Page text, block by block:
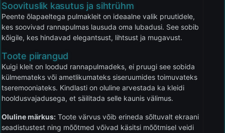
Soovituslik kasutus ja sihtrühm
Peente õlapaeltega pulmakleit on ideaalne valik pruutidele,
kes soovivad rannapulmas lausuda oma lubadusi. See sobib
kõigile, kes hindavad elegantsust, lihtsust ja mugavust.
Toote piirangud
Kuigi kleit on loodud rannapulmadeks, ei pruugi see sobida
külmemateks või ametlikumateks siseruumides toimuvateks
tseremooniateks. Kindlasti on oluline arvestada ka kleidi
hooldusvajadusega, et säilitada selle kaunis välimus.
Oluline märkus: Toote värvus võib erineda sõltuvalt ekraani
seadistustest ning mõõtmed võivad käsitsi mõõtmisel veidi